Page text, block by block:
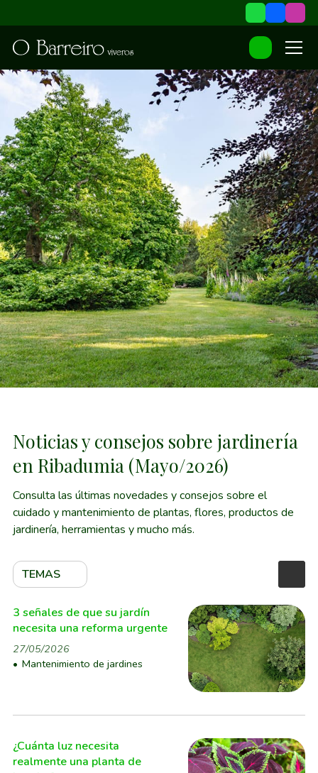
Noticias y consejos sobre jardinería
en Ribadumia (Mayo/2026)
Consulta las últimas novedades y consejos sobre el
cuidado y mantenimiento de plantas, flores, productos de
jardinería, herramientas y mucho más.
TEMAS
3 señales de que su jardín
necesita una reforma urgente
27/05/2026
Mantenimiento de jardines
¿Cuánta luz necesita
realmente una planta de